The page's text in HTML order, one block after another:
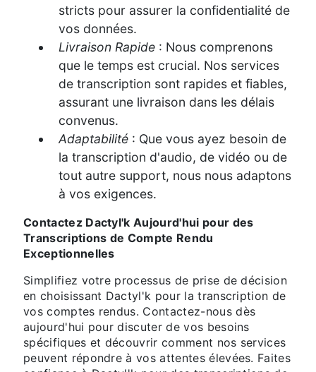
stricts pour assurer la confidentialité de
vos données.
Livraison Rapide : Nous comprenons
que le temps est crucial. Nos services
de transcription sont rapides et fiables,
assurant une livraison dans les délais
convenus.
Adaptabilité : Que vous ayez besoin de
la transcription d'audio, de vidéo ou de
tout autre support, nous nous adaptons
à vos exigences.
Contactez Dactyl'k Aujourd'hui pour des
Transcriptions de Compte Rendu
Exceptionnelles
Simplifiez votre processus de prise de décision
en choisissant Dactyl'k pour la transcription de
vos comptes rendus. Contactez-nous dès
aujourd'hui pour discuter de vos besoins
spécifiques et découvrir comment nos services
peuvent répondre à vos attentes élevées. Faites